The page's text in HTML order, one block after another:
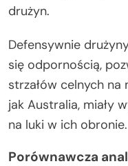
drużyn.
Defensywnie
się odpornością,
strzałów celnych na
jak Australia, miały
na luki w ich obronie.
Porównawcza